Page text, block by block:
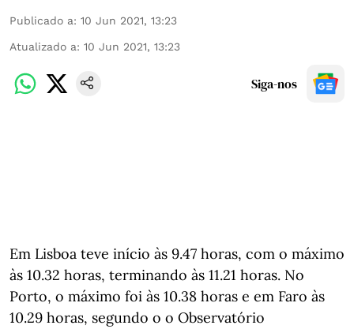
Publicado a: 10 Jun 2021, 13:23
Atualizado a: 10 Jun 2021, 13:23
Siga-nos
Em Lisboa teve início às 9.47 horas, com o máximo
às 10.32 horas, terminando às 11.21 horas. No
Porto, o máximo foi às 10.38 horas e em Faro às
10.29 horas, segundo o o Observatório